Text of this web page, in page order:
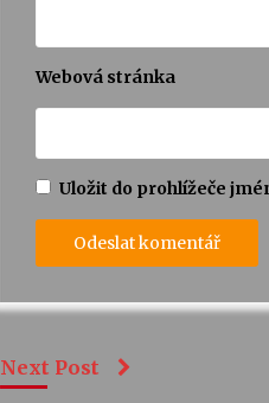
Webová stránka
Uložit do prohlížeče
Next Post